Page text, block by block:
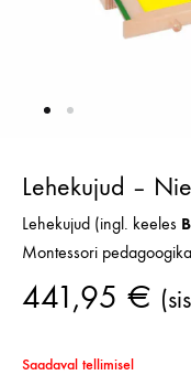
Lehekujud –
Lehekujud (ingl. keeles
Montessori
441,95 €
Saadaval tellimisel